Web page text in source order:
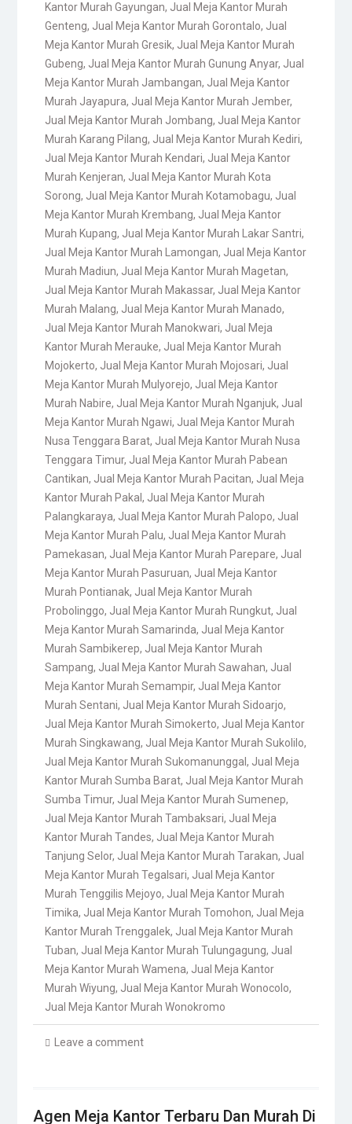
Kantor Murah Gayungan, Jual Meja Kantor Murah
Genteng, Jual Meja Kantor Murah Gorontalo, Jual
Meja Kantor Murah Gresik, Jual Meja Kantor Murah
Gubeng, Jual Meja Kantor Murah Gunung Anyar, Jual
Meja Kantor Murah Jambangan, Jual Meja Kantor
Murah Jayapura, Jual Meja Kantor Murah Jember,
Jual Meja Kantor Murah Jombang, Jual Meja Kantor
Murah Karang Pilang, Jual Meja Kantor Murah Kediri,
Jual Meja Kantor Murah Kendari, Jual Meja Kantor
Murah Kenjeran, Jual Meja Kantor Murah Kota
Sorong, Jual Meja Kantor Murah Kotamobagu, Jual
Meja Kantor Murah Krembang, Jual Meja Kantor
Murah Kupang, Jual Meja Kantor Murah Lakar Santri,
Jual Meja Kantor Murah Lamongan, Jual Meja Kantor
Murah Madiun, Jual Meja Kantor Murah Magetan,
Jual Meja Kantor Murah Makassar, Jual Meja Kantor
Murah Malang, Jual Meja Kantor Murah Manado,
Jual Meja Kantor Murah Manokwari, Jual Meja
Kantor Murah Merauke, Jual Meja Kantor Murah
Mojokerto, Jual Meja Kantor Murah Mojosari, Jual
Meja Kantor Murah Mulyorejo, Jual Meja Kantor
Murah Nabire, Jual Meja Kantor Murah Nganjuk, Jual
Meja Kantor Murah Ngawi, Jual Meja Kantor Murah
Nusa Tenggara Barat, Jual Meja Kantor Murah Nusa
Tenggara Timur, Jual Meja Kantor Murah Pabean
Cantikan, Jual Meja Kantor Murah Pacitan, Jual Meja
Kantor Murah Pakal , Jual Meja Kantor Murah
Palangkaraya, Jual Meja Kantor Murah Palopo, Jual
Meja Kantor Murah Palu, Jual Meja Kantor Murah
Pamekasan, Jual Meja Kantor Murah Parepare, Jual
Meja Kantor Murah Pasuruan, Jual Meja Kantor
Murah Pontianak, Jual Meja Kantor Murah
Probolinggo, Jual Meja Kantor Murah Rungkut, Jual
Meja Kantor Murah Samarinda, Jual Meja Kantor
Murah Sambikerep, Jual Meja Kantor Murah
Sampang, Jual Meja Kantor Murah Sawahan, Jual
Meja Kantor Murah Semampir, Jual Meja Kantor
Murah Sentani, Jual Meja Kantor Murah Sidoarjo,
Jual Meja Kantor Murah Simokerto, Jual Meja Kantor
Murah Singkawang, Jual Meja Kantor Murah Sukolilo,
Jual Meja Kantor Murah Sukomanunggal , Jual Meja
Kantor Murah Sumba Barat, Jual Meja Kantor Murah
Sumba Timur, Jual Meja Kantor Murah Sumenep,
Jual Meja Kantor Murah Tambaksari, Jual Meja
Kantor Murah Tandes, Jual Meja Kantor Murah
Tanjung Selor, Jual Meja Kantor Murah Tarakan, Jual
Meja Kantor Murah Tegalsari, Jual Meja Kantor
Murah Tenggilis Mejoyo, Jual Meja Kantor Murah
Timika, Jual Meja Kantor Murah Tomohon, Jual Meja
Kantor Murah Trenggalek, Jual Meja Kantor Murah
Tuban, Jual Meja Kantor Murah Tulungagung, Jual
Meja Kantor Murah Wamena, Jual Meja Kantor
Murah Wiyung, Jual Meja Kantor Murah Wonocolo,
Jual Meja Kantor Murah Wonokromo
Leave a comment
Agen Meja Kantor Terbaru Dan Murah Di